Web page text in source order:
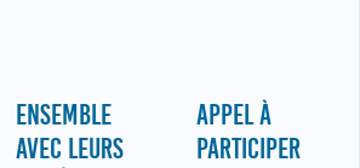
ENSEMBLE
AVEC LEURS
APPEL À
PARTICIPER